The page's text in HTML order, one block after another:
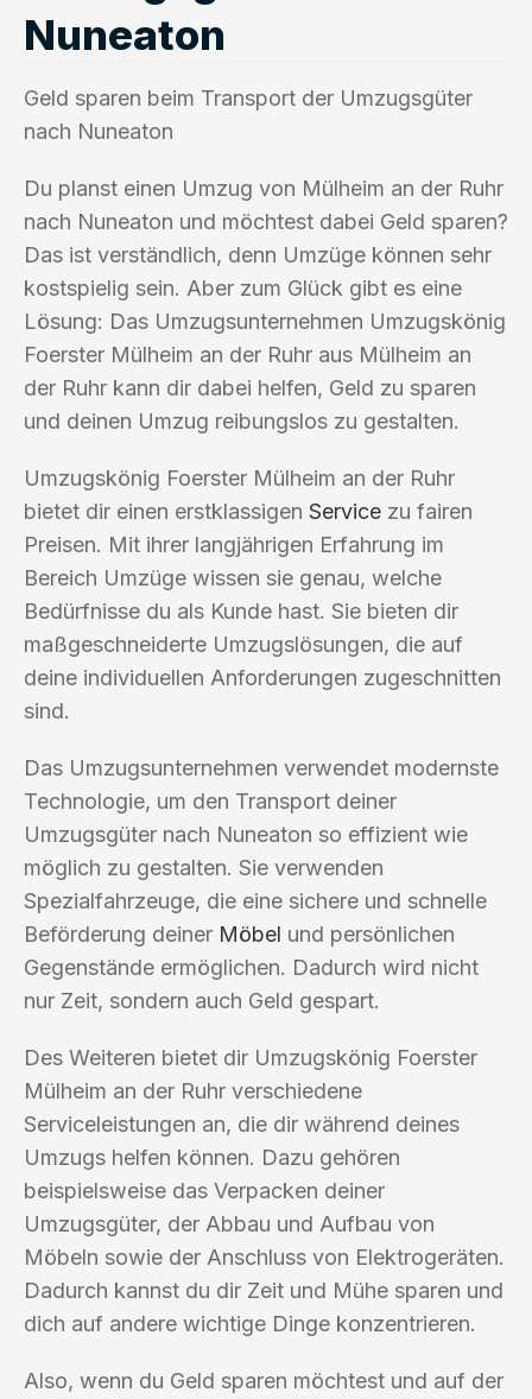
Nuneaton
Geld sparen beim Transport der Umzugsgüter
nach Nuneaton
Du planst einen Umzug von Mülheim an der Ruhr
nach Nuneaton und möchtest dabei Geld sparen?
Das ist verständlich, denn Umzüge können sehr
kostspielig sein. Aber zum Glück gibt es eine
Lösung: Das Umzugsunternehmen Umzugskönig
Foerster Mülheim an der Ruhr aus Mülheim an
der Ruhr kann dir dabei helfen, Geld zu sparen
und deinen Umzug reibungslos zu gestalten.
Umzugskönig Foerster Mülheim an der Ruhr
bietet dir einen erstklassigen Service zu fairen
Preisen. Mit ihrer langjährigen Erfahrung im
Bereich Umzüge wissen sie genau, welche
Bedürfnisse du als Kunde hast. Sie bieten dir
maßgeschneiderte Umzugslösungen, die auf
deine individuellen Anforderungen zugeschnitten
sind.
Das Umzugsunternehmen verwendet modernste
Technologie, um den Transport deiner
Umzugsgüter nach Nuneaton so effizient wie
möglich zu gestalten. Sie verwenden
Spezialfahrzeuge, die eine sichere und schnelle
Beförderung deiner Möbel und persönlichen
Gegenstände ermöglichen. Dadurch wird nicht
nur Zeit, sondern auch Geld gespart.
Des Weiteren bietet dir Umzugskönig Foerster
Mülheim an der Ruhr verschiedene
Serviceleistungen an, die dir während deines
Umzugs helfen können. Dazu gehören
beispielsweise das Verpacken deiner
Umzugsgüter, der Abbau und Aufbau von
Möbeln sowie der Anschluss von Elektrogeräten.
Dadurch kannst du dir Zeit und Mühe sparen und
dich auf andere wichtige Dinge konzentrieren.
Also, wenn du Geld sparen möchtest und auf der